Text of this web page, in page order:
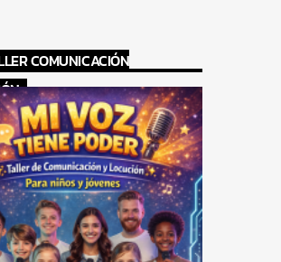
COMUNICACIÓN